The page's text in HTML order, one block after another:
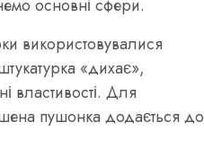
основні сфери.
використовувалися
«дихає»,
властивості. Для
пушонка додається до